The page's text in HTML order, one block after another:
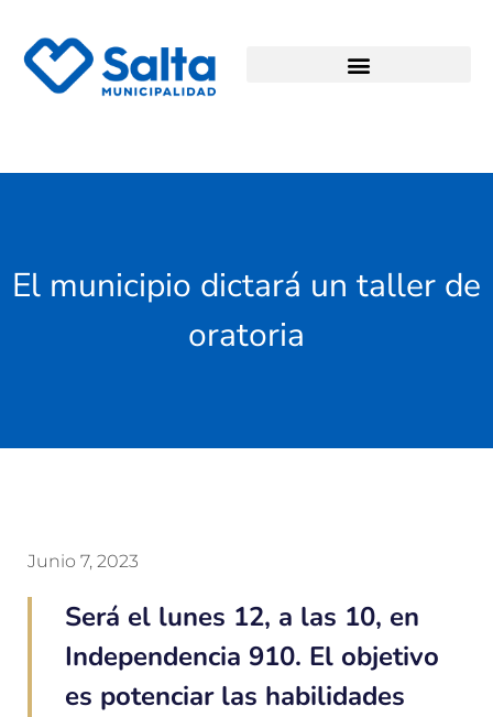
El municipio dictará un taller de
oratoria
Junio 7, 2023
Será el lunes 12, a las 10, en
Independencia 910. El objetivo
es potenciar las habilidades